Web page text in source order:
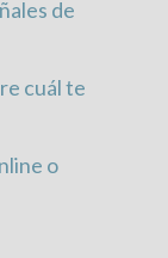
de
cuál te
o